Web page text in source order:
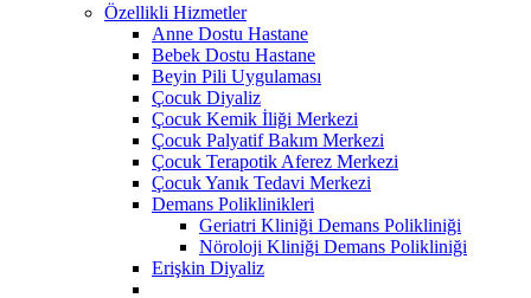
Özellikli Hizmetler
Anne Dostu Hastane
Bebek Dostu Hastane
Beyin Pili Uygulaması
Çocuk Diyaliz
Çocuk Kemik İliği Merkezi
Çocuk Palyatif Bakım Merkezi
Çocuk Terapotik Aferez Merkezi
Çocuk Yanık Tedavi Merkezi
Demans Poliklinikleri
Geriatri Kliniği Demans Polikliniği
Nöroloji Kliniği Demans Polikliniği
Erişkin Diyaliz